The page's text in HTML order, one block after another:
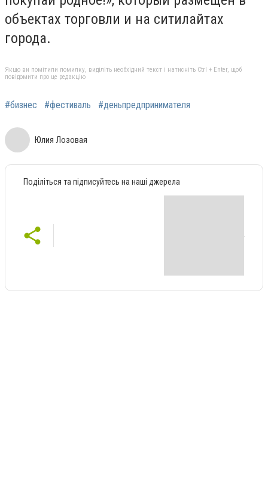
объектах торговли и на ситилайтах
города.
Якщо ви помітили помилку, виділіть необхідний текст і натисніть Ctrl + Enter, щоб
повідомити про це редакцію
#бизнес #фестиваль #деньпредпринимателя
Юлия Лозовая
Поділіться та підписуйтесь на наші джерела